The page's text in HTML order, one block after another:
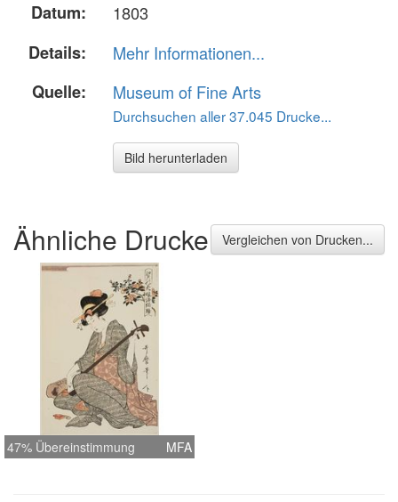
Datum:
1803
Details:
Mehr Informationen...
Quelle:
Museum of Fine Arts
Durchsuchen aller 37.045 Drucke...
Bild herunterladen
Ähnliche Drucke Vergleichen von Drucken...
47% Übereinstimmung MFA